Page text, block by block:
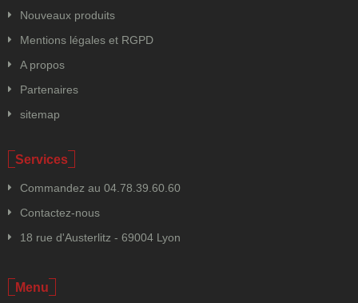
Nouveaux produits
Mentions légales et RGPD
A propos
Partenaires
sitemap
Services
Commandez au 04.78.39.60.60
Contactez-nous
18 rue d'Austerlitz - 69004 Lyon
Menu